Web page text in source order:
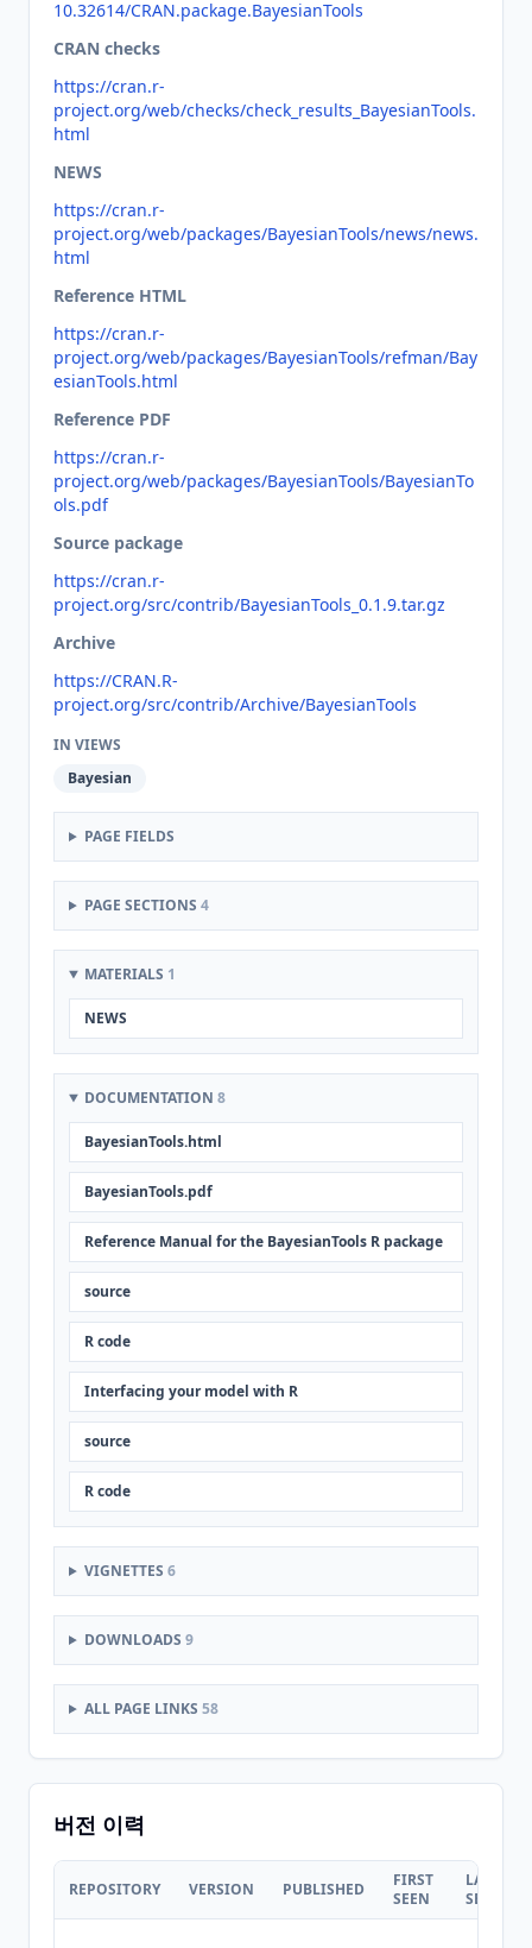
10.32614/CRAN.package.BayesianTools
CRAN checks
https://cran.r-
project.org/web/checks/check_results_BayesianTools.
html
NEWS
https://cran.r-
project.org/web/packages/BayesianTools/news/news.
html
Reference HTML
https://cran.r-
project.org/web/packages/BayesianTools/refman/Bay
esianTools.html
Reference PDF
https://cran.r-
project.org/web/packages/BayesianTools/BayesianTo
ols.pdf
Source package
https://cran.r-
project.org/src/contrib/BayesianTools_0.1.9.tar.gz
Archive
https://CRAN.R-
project.org/src/contrib/Archive/BayesianTools
IN VIEWS
Bayesian
PAGE FIELDS
PAGE SECTIONS 4
MATERIALS 1
NEWS
DOCUMENTATION 8
BayesianTools.html
BayesianTools.pdf
Reference Manual for the BayesianTools R package
source
R code
Interfacing your model with R
source
R code
VIGNETTES 6
DOWNLOADS 9
ALL PAGE LINKS 58
버전 이력
REPOSITORY VERSION PUBLISHED
FIRST
SEEN
LAST
SEEN